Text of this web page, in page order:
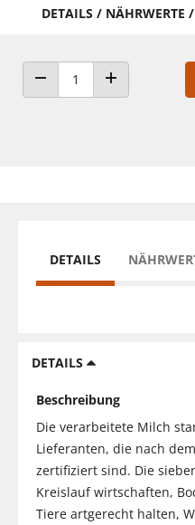
DETAILS / NÄHRWERTE
ANZAHL VERRINGERN
ANZAHL
DETAILS
DETAILS
Beschreibung
Die verarbeitete Milch
Lieferanten, die nach
zertifiziert sind. Die
Kreislauf wirtschaften,
Tiere artgerecht halten,